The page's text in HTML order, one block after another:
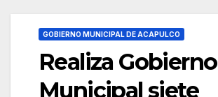
GOBIERNO MUNICIPAL DE ACAPULCO
Realiza Gobierno
Municipal siete